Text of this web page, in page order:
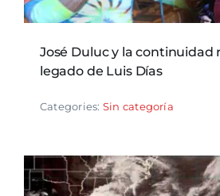
José Duluc y la continuidad
legado de Luis Días
Categories: Sin categoría